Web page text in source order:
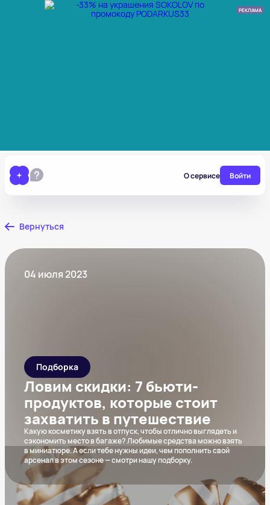
РЕКЛАМА
О сервисе Войти
Вернуться
04 июля 2023
Подборка
Ловим скидки: 7 бьюти-
продуктов, которые стоит
захватить в путешествие
Какую косметику взять в отпуск, чтобы отлично выглядеть и
сэкономить место в багаже? Любимые средства можно взять
в миниатюре. А если тебе нужны идеи, чем пополнить свой
арсенал в этом сезоне — смотри нашу подборку.